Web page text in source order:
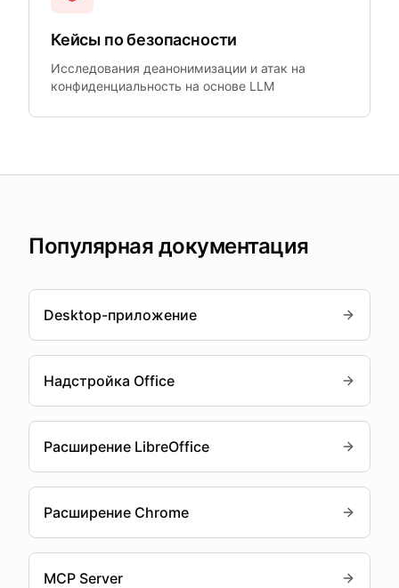
Кейсы по безопасности
Исследования деанонимизации и атак на
конфиденциальность на основе LLM
Популярная документация
Desktop-приложение
Надстройка Office
Расширение LibreOffice
Расширение Chrome
MCP Server